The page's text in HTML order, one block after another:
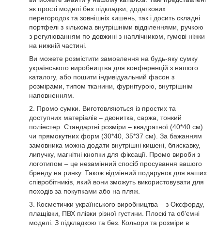
як прості моделі без підкладки, додаткових
перегородок та зовнішніх кишень, так і досить складні
портфелі з кількома внутрішніми відділеннями, ручкою
з регулюванням по довжині з наплічником, гумові ніжки
на нижній частині.
Ви можете розмістити замовлення на будь-яку сумку
українського виробництва для конференцій з нашого
каталогу, або пошити індивідуальний фасон з
розмірами, типом тканини, фурнітурою, внутрішнім
наповненням.
2. Промо сумки. Виготовляються із простих та
доступних матеріалів – двонитка, саржа, тонкий
поліестер. Стандартні розміри – квадратної (40*40 см)
чи прямокутних форм (30*40, 35*37 см). За бажанням
замовника можна додати внутрішні кишені, блискавку,
липучку, магнітні кнопки для фіксації. Промо вироби з
логотипом – це незамінний спосіб просування вашого
бренду на ринку. Також відмінний подарунок для ваших
співробітників, який вони зможуть використовувати для
походів за покупками або на пляж.
3. Косметички українського виробництва – з Оксфорду,
плащівки, ПВХ плівки різної густини. Плоскі та об'ємні
моделі. З підкладкою та без. Кольори та розміри в